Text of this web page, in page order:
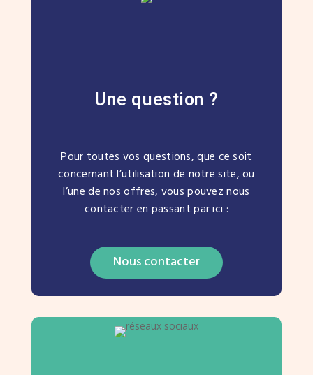
Une question ?
Pour toutes vos questions, que ce soit
concernant l’utilisation de notre site, ou
l’une de nos offres, vous pouvez nous
contacter en passant par ici :
Nous contacter